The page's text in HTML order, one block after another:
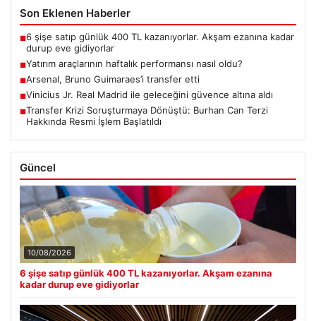
Son Eklenen Haberler
■6 şişe satıp günlük 400 TL kazanıyorlar. Akşam ezanına kadar
durup eve gidiyorlar
■Yatırım araçlarının haftalık performansı nasıl oldu?
■Arsenal, Bruno Guimaraes’i transfer etti
■Vinicius Jr. Real Madrid ile geleceğini güvence altına aldı
■Transfer Krizi Soruşturmaya Dönüştü: Burhan Can Terzi
Hakkında Resmi İşlem Başlatıldı
Güncel
10/08/2026
6 şişe satıp günlük 400 TL kazanıyorlar. Akşam ezanına
kadar durup eve gidiyorlar